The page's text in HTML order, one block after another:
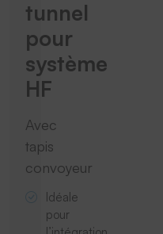
tunnel
pour
système
HF
Avec
tapis
convoyeur
Idéale
pour